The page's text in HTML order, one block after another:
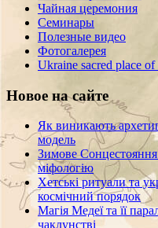
Чайная церемония
Семинары
Полезные видео
Фотогалерея
Ukraine sacred place of
Новое на сайте
Як виникають
модель
Зимове
міфологію
Хетські ритуали та
космічний порядок
Магія Медеї та її
чаклунстві